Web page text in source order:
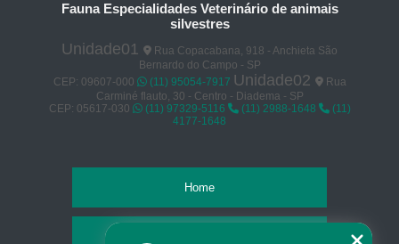
Fauna Especialidades Veterinário de animais
silvestres
Unidade01
Rua Copacabana, 918 - Anchieta São
Bernardo do Campo - SP
CEP: 09607-000
(11) 95054-7917 Unidade02
Rua
Carminé flauto, 30 - Centro - Diadema - SP
CEP: 05617-030
(11) 97329-5116 (11) 2988-1648
(11)
4177-1648
Home